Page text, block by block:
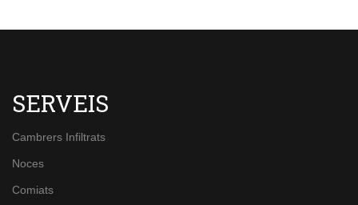
SERVEIS
Cambrers Infiltrats
Noces
Comiats